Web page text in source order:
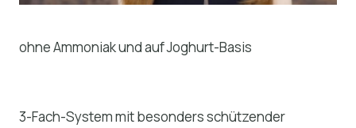
ohne Ammoniak und auf Joghurt-Basis
3-Fach-System mit besonders schützender